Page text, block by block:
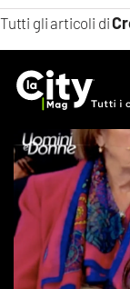
Tutti gli articoli di